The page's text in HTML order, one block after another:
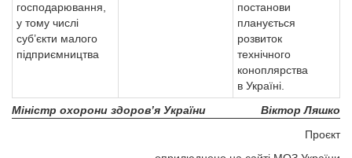
господарювання,
у тому числі
суб’єкти малого
підприємництва
постанови
планується
розвиток
технічного
коноплярства
в Україні.
Міністр охорони здоров’я України
Віктор Ляшко
Проєкт